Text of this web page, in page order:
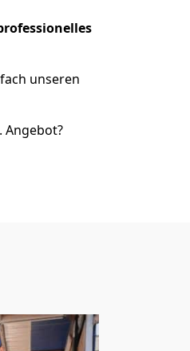
unseren
Angebot?